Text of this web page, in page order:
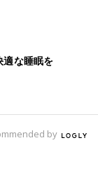
適な睡眠を
by